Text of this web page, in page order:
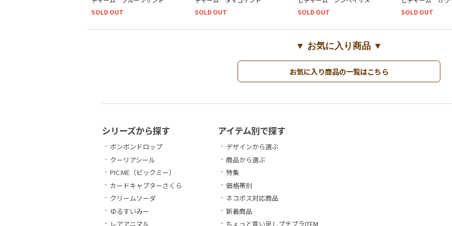
SOLD OUT
SOLD OUT
SOLD OUT
SOLD OUT
▼ お気に入り商品 ▼
お気に入り商品の一覧はこちら
シリーズから探す
ボンボンドロップ
クーリアシール
PIC:ME（ピックミー）
カードキャプターさくら
クリームソーダ
ゆるすいみー
レアアニマル
アイテム別で探す
デザインから選ぶ
商品から選ぶ
特集
価格帯別
ネコポス対応商品
新着商品
ちょっと買い足しプチプラITEM